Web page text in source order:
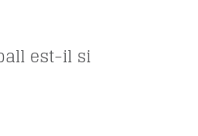
est-il si